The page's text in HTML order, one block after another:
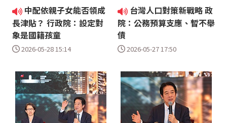
中配依親子女能否領成
長津貼？ 行政院：設定對
象是國籍孩童
2026-05-28 15:14
台灣人口對策新戰略 政
院：公務預算支應、暫不舉
債
2026-05-27 17:50